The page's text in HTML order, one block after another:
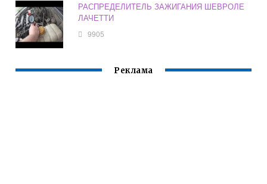
РАСПРЕДЕЛИТЕЛЬ ЗАЖИГАНИЯ ШЕВРОЛЕ
ЛАЧЕТТИ
9905
Реклама